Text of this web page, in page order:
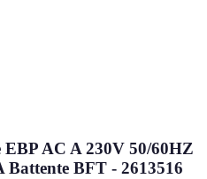
AC A 230V 50/60HZ
Battente BFT - 2613516